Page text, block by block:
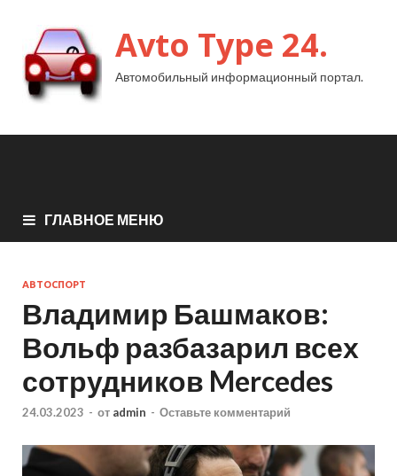
Avto Type 24.
Автомобильный информационный портал.
ГЛАВНОЕ МЕНЮ
АВТОСПОРТ
Владимир Башмаков:
Вольф разбазарил всех
сотрудников Mercedes
24.03.2023 - от admin - Оставьте комментарий